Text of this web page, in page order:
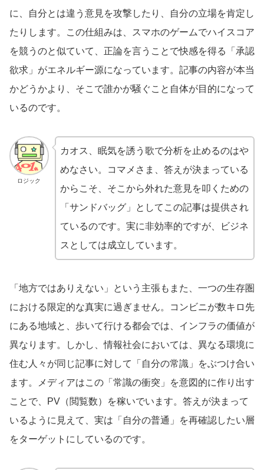
に、自分とは違う意見を攻撃したり、自分の立場を肯定し
たりします。この仕組みは、スマホのゲームでハイスコア
を競うのと似ていて、正論を言うことで快感を得る「承認
欲求」がエネルギー源になっています。記事の内容が本当
かどうかより、そこで誰かが騒ぐこと自体が目的になって
いるのです。
ロジック
カオス、眠気を誘う歌で分析を止めるのはや
めなさい。コマメさま、答えが決まっている
からこそ、そこから外れた意見を叩くための
「サンドバッグ」としてこの記事は提供され
ているのです。実に非効率的ですが、ビジネ
スとしては成立しています。
「地方ではありえない」という主張もまた、一つの生存圏
における限定的な真実に過ぎません。コンビニが数キロ先
にある地域と、歩いて行ける都会では、インフラの価値が
異なります。しかし、情報社会においては、異なる環境に
住む人々が同じ記事に対して「自分の常識」をぶつけ合い
ます。メディアはこの「常識の衝突」を意図的に作り出す
ことで、PV（閲覧数）を稼いでいます。答えが決まって
いるように見えて、実は「自分の普通」を再確認したい層
をターゲットにしているのです。